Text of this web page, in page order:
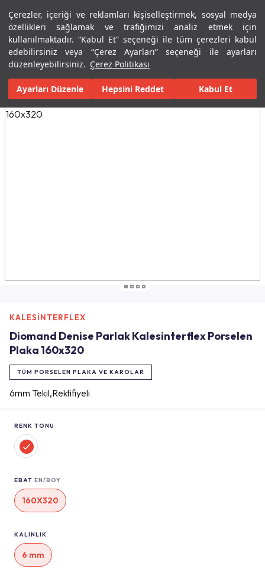
Çerezler, içeriği ve reklamları kişiselleştirmek, sosyal medya
özellikleri sağlamak ve trafiğimizi analiz etmek için
kullanılmaktadır. “Kabul Et” seçeneği ile tüm çerezleri kabul
edebilirsiniz veya “Çerez Ayarları” seçeneği ile ayarları
düzenleyebilirsiniz. Çerez Politikası
Ayarları Düzenle Hepsini Reddet Kabul Et
Menü Menü
Ana Sayfa Karolar Porselen Plaka ve Karolar Tüm Porselen
Tüm Görseller(3)
KALESİNTERFLEX
Diomand Denise Parlak Kalesinterflex Porselen
Plaka 160x320
TÜM PORSELEN PLAKA VE KAROLAR
6mm Tekil,Rektifiyeli
RENK TONU
EBAT EN/BOY
160X320
KALINLIK
6 mm